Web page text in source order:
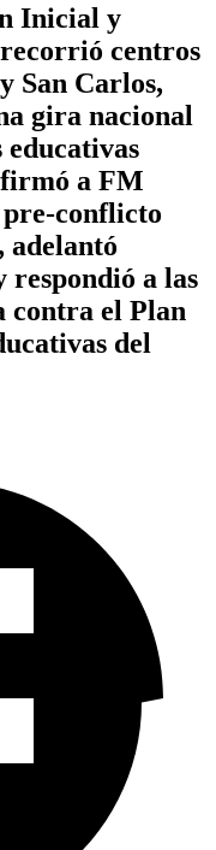
Inicial y
centros
San Carlos,
gira nacional
educativas
a FM
pre-conflicto
adelantó
respondió a las
contra el Plan
del